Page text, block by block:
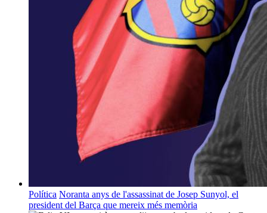
Política Noranta anys de l'assassinat de Josep Sunyol, el
president del Barça que mereix més memòria